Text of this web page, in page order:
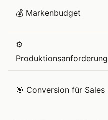
💰 Markenbudget
⚙️
Produktionsanforderung
🎯 Conversion für Sales